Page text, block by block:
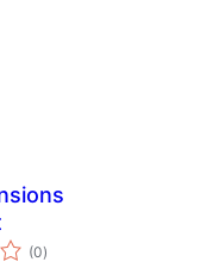
(0টা
মুঠ)